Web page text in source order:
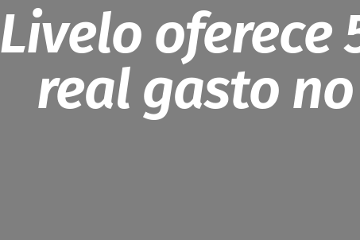
Livelo oferece
real gasto